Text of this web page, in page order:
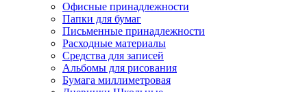
Офисные принадлежности
Папки для бумаг
Письменные принадлежности
Расходные материалы
Средства для записей
Альбомы для рисования
Бумага миллиметровая